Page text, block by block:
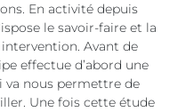
En activité depuis
le savoir-faire et la
Avant de
effectue d’abord une
va nous permettre de
Une fois cette étude